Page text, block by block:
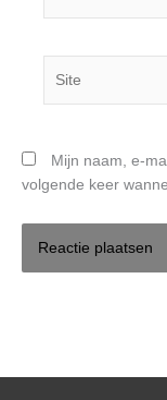
Mijn naam, e-
volgende keer